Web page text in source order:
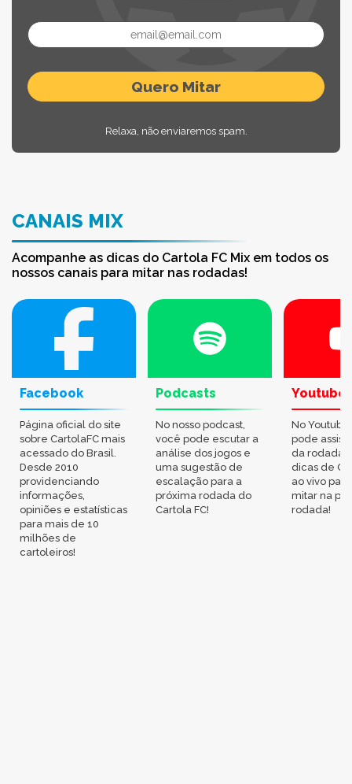
Relaxa, não enviaremos spam.
CANAIS MIX
Acompanhe as dicas do Cartola FC Mix em todos os
nossos canais para mitar nas rodadas!
Facebook
Página oficial do site
sobre CartolaFC mais
acessado do Brasil.
Desde 2010
providenciando
informações,
opiniões e estatísticas
para mais de 10
milhões de
cartoleiros!
Podcasts
No nosso podcast,
você pode escutar a
análise dos jogos e
uma sugestão de
escalação para a
próxima rodada do
Cartola FC!
Youtube
No
pode
da rodada,
dicas de
ao vivo
mitar na
rodada!